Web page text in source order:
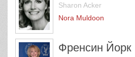
Sharon Acker
Nora Muldoon
Френсин Йорк